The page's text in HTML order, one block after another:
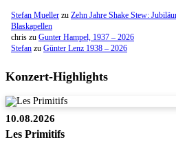
Stefan Mueller zu Zehn Jahre Shake Stew:
Blaskapellen
chris zu Gunter Hampel, 1937 – 2026
Stefan zu Günter Lenz 1938 – 2026
Konzert-Highlights
10.08.2026
Les Primitifs